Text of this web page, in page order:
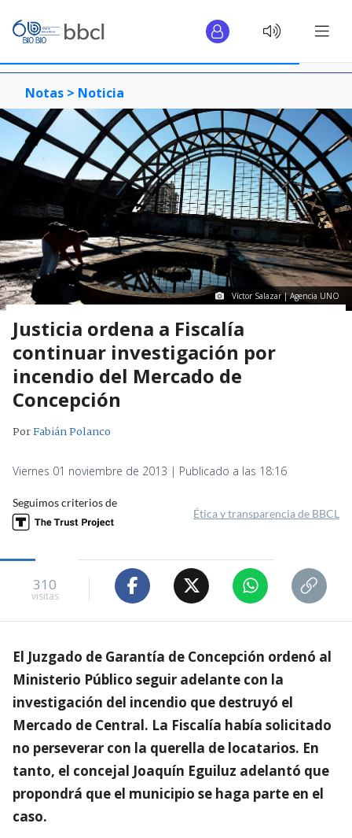
Notas > Noticia
Víctor Salazar | Agencia UNO
Justicia ordena a Fiscalía
continuar investigación por
incendio del Mercado de
Concepción
PorFabián Polanco
Viernes 01 noviembre de 2013 | Publicado a las 18:16
Seguimos criterios de
Ética y transparencia de BBCL
310
visitas
El Juzgado de Garantía de Concepción ordenó al
Ministerio Público seguir adelante con la
investigación del incendio que destruyó el
Mercado de Central. La Fiscalía había solicitado
no perseverar con la querella de locatarios. En
tanto, el concejal Joaquín Eguiluz adelantó que
propondrá que el municipio se haga parte en el
caso.